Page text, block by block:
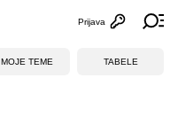
Otvori
Prijava
MOJE TEME TABELE